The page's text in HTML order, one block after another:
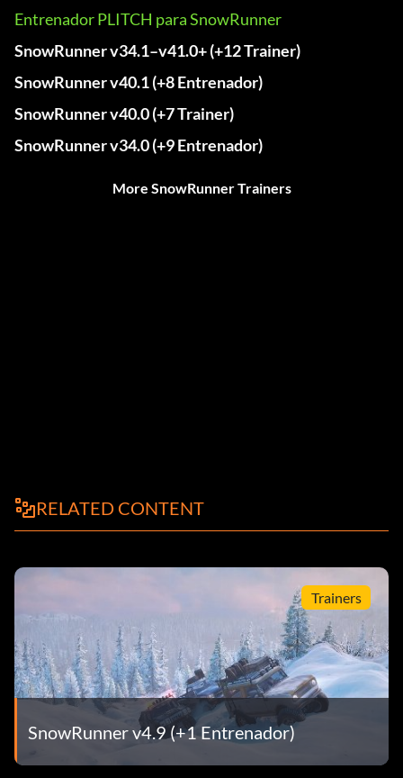
Entrenador PLITCH para SnowRunner
SnowRunner v34.1–v41.0+ (+12 Trainer)
SnowRunner v40.1 (+8 Entrenador)
SnowRunner v40.0 (+7 Trainer)
SnowRunner v34.0 (+9 Entrenador)
More SnowRunner Trainers
RELATED CONTENT
Trainers
SnowRunner v4.9 (+1 Entrenador)